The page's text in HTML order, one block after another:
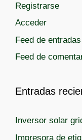
Registrarse
Acceder
Feed de entradas
Feed de
Entradas
Inversor solar
Impresora de